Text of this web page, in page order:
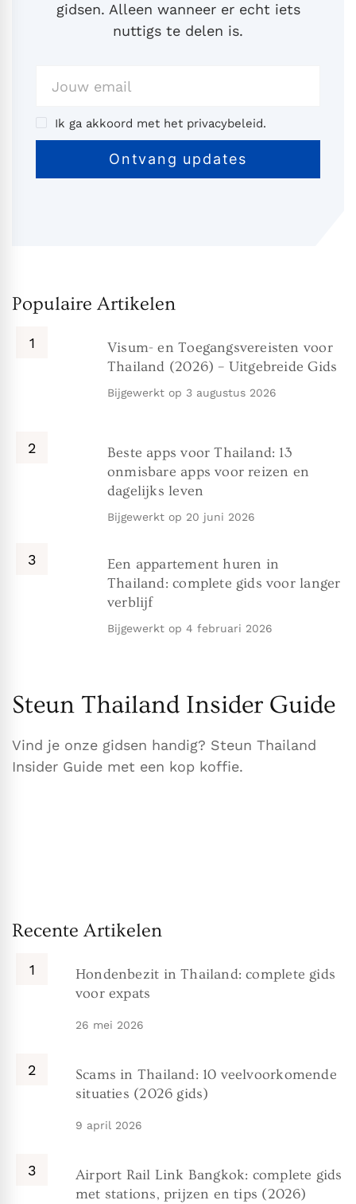
gidsen. Alleen wanneer er echt iets
nuttigs te delen is.
Ik ga akkoord met het privacybeleid.
Populaire Artikelen
Visum- en Toegangsvereisten voor
Thailand (2026) – Uitgebreide Gids
Bijgewerkt op 3 augustus 2026
Beste apps voor Thailand: 13
onmisbare apps voor reizen en
dagelijks leven
Bijgewerkt op 20 juni 2026
Een appartement huren in
Thailand: complete gids voor langer
verblijf
Bijgewerkt op 4 februari 2026
Steun Thailand Insider Guide
Vind je onze gidsen handig? Steun Thailand
Insider Guide met een kop koffie.
Recente Artikelen
Hondenbezit in Thailand: complete gids
voor expats
26 mei 2026
Scams in Thailand: 10 veelvoorkomende
situaties (2026 gids)
9 april 2026
Airport Rail Link Bangkok: complete gids
met stations, prijzen en tips (2026)